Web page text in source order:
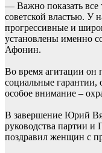
— Важно показать все
советской властью. У
прогрессивные и
установлены именно
Афонин.
Во время агитации он
социальные
особое внимание –
В завершение Юрий
руководства партии
поздравил женщин с